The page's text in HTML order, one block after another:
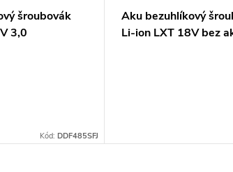
šroubovák
3,0
Kód:DDF485SFJ
Aku bezuhlíkový
Li-ion LXT 18V bez